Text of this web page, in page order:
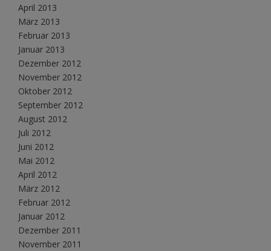
April 2013
März 2013
Februar 2013
Januar 2013
Dezember 2012
November 2012
Oktober 2012
September 2012
August 2012
Juli 2012
Juni 2012
Mai 2012
April 2012
März 2012
Februar 2012
Januar 2012
Dezember 2011
November 2011